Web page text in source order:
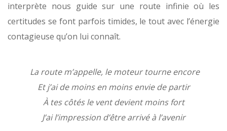
interprète nous guide sur une route infinie où les
certitudes se font parfois timides, le tout avec l’énergie
contagieuse qu’on lui connaît.
La route m’appelle, le moteur tourne encore
Et j’ai de moins en moins envie de partir
À tes côtés le vent devient moins fort
J’ai l’impression d’être arrivé à l’avenir